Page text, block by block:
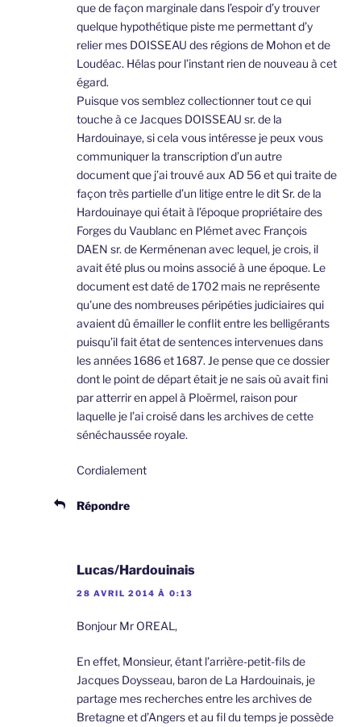
que de façon marginale dans l’espoir d’y trouver
quelque hypothétique piste me permettant d’y
relier mes DOISSEAU des régions de Mohon et de
Loudéac. Hélas pour l’instant rien de nouveau à cet
égard.
Puisque vos semblez collectionner tout ce qui
touche à ce Jacques DOISSEAU sr. de la
Hardouinaye, si cela vous intéresse je peux vous
communiquer la transcription d’un autre
document que j’ai trouvé aux AD 56 et qui traite de
façon très partielle d’un litige entre le dit Sr. de la
Hardouinaye qui était à l’époque propriétaire des
Forges du Vaublanc en Plémet avec François
DAEN sr. de Kerménenan avec lequel, je crois, il
avait été plus ou moins associé à une époque. Le
document est daté de 1702 mais ne représente
qu’une des nombreuses péripéties judiciaires qui
avaient dû émailler le conflit entre les belligérants
puisqu’il fait état de sentences intervenues dans
les années 1686 et 1687. Je pense que ce dossier
dont le point de départ était je ne sais où avait fini
par atterrir en appel à Ploërmel, raison pour
laquelle je l’ai croisé dans les archives de cette
sénéchaussée royale.
Cordialement
Répondre
Lucas/Hardouinais
28 AVRIL 2014 À 0:13
Bonjour Mr OREAL,
En effet, Monsieur, étant l’arrière-petit-fils de
Jacques Doysseau, baron de La Hardouinais, je
partage mes recherches entre les archives de
Bretagne et d’Angers et au fil du temps je possède